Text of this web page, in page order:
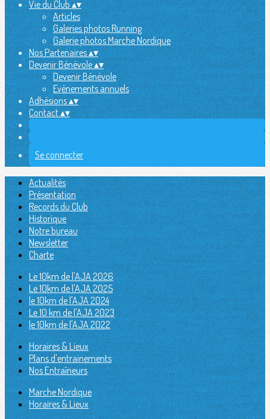
Vie du Club▴▾
Articles
Galeries photos Running
Galerie photos Marche Nordique
Nos Partenaires▴▾
Devenir Bénévole▴▾
Devenir Bénévole
Evènements annuels
Adhésions▴▾
Contact▴▾
Se connecter
Actualités
Présentation
Records du Club
Historique
Notre bureau
Newsletter
Charte
Le 10km de l'AJA 2026
Le 10km de l'AJA 2025
le 10km de l'AJA 2024
Le 10 km de l'AJA 2023
le 10km de l'AJA 2022
Horaires & Lieux
Plans d'entrainements
Nos Entraîneurs
Marche Nordique
Horaires & Lieux